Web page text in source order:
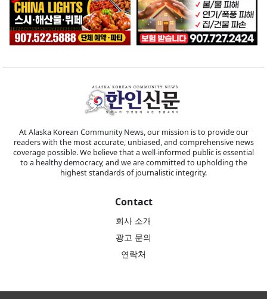
At Alaska Korean Community News, our mission is to provide our
readers with the most accurate, unbiased, and comprehensive news
coverage possible. We believe that a well-informed public is essential
to a healthy democracy, and we are committed to upholding the
highest standards of journalistic integrity.
Contact
회사 소개
광고 문의
연락처